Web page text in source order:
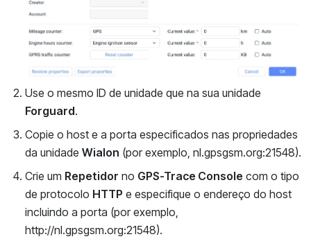
Use o mesmo ID de unidade que na sua unidade
Forguard.
Copie o host e a porta especificados nas propriedades
da unidade Wialon (por exemplo, nl.gpsgsm.org:21548).
Crie um Repetidor no GPS-Trace Console com o tipo
de protocolo HTTP e especifique o endereço do host
incluindo a porta (por exemplo,
http://nl.gpsgsm.org:21548).